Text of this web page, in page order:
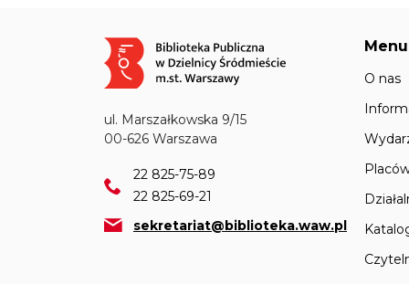
Obraz
ul. Marszałkowska 9/15
00-626 Warszawa
22 825-75-89
22 825-69-21
sekretariat@biblioteka.waw.pl
Menu
O nas